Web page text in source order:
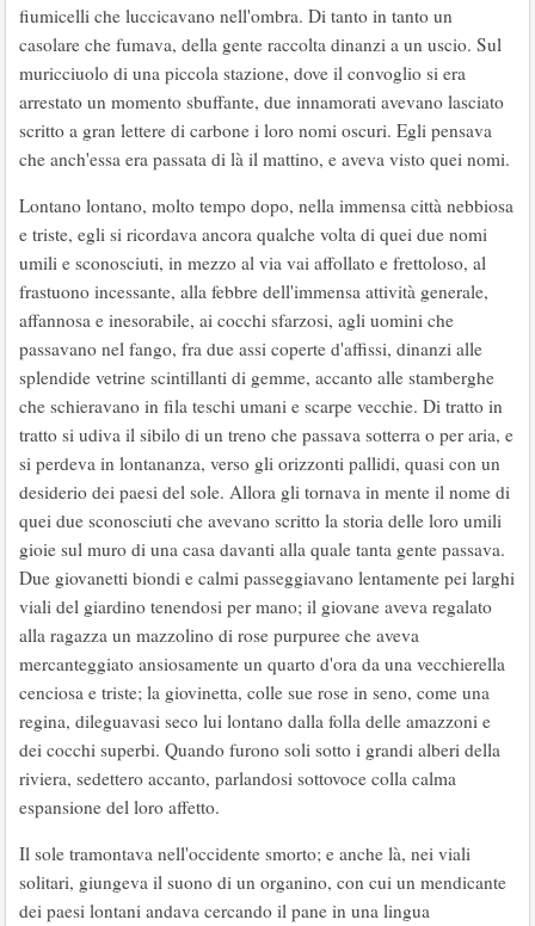
fiumicelli che luccicavano nell'ombra. Di tanto in tanto un
casolare che fumava, della gente raccolta dinanzi a un uscio. Sul
muricciuolo di una piccola stazione, dove il convoglio si era
arrestato un momento sbuffante, due innamorati avevano lasciato
scritto a gran lettere di carbone i loro nomi oscuri. Egli pensava
che anch'essa era passata di là il mattino, e aveva visto quei nomi.
Lontano lontano, molto tempo dopo, nella immensa città nebbiosa
e triste, egli si ricordava ancora qualche volta di quei due nomi
umili e sconosciuti, in mezzo al via vai affollato e frettoloso, al
frastuono incessante, alla febbre dell'immensa attività generale,
affannosa e inesorabile, ai cocchi sfarzosi, agli uomini che
passavano nel fango, fra due assi coperte d'affissi, dinanzi alle
splendide vetrine scintillanti di gemme, accanto alle stamberghe
che schieravano in fila teschi umani e scarpe vecchie. Di tratto in
tratto si udiva il sibilo di un treno che passava sotterra o per aria, e
si perdeva in lontananza, verso gli orizzonti pallidi, quasi con un
desiderio dei paesi del sole. Allora gli tornava in mente il nome di
quei due sconosciuti che avevano scritto la storia delle loro umili
gioie sul muro di una casa davanti alla quale tanta gente passava.
Due giovanetti biondi e calmi passeggiavano lentamente pei larghi
viali del giardino tenendosi per mano; il giovane aveva regalato
alla ragazza un mazzolino di rose purpuree che aveva
mercanteggiato ansiosamente un quarto d'ora da una vecchierella
cenciosa e triste; la giovinetta, colle sue rose in seno, come una
regina, dileguavasi seco lui lontano dalla folla delle amazzoni e
dei cocchi superbi. Quando furono soli sotto i grandi alberi della
riviera, sedettero accanto, parlandosi sottovoce colla calma
espansione del loro affetto.
Il sole tramontava nell'occidente smorto; e anche là, nei viali
solitari, giungeva il suono di un organino, con cui un mendicante
dei paesi lontani andava cercando il pane in una lingua